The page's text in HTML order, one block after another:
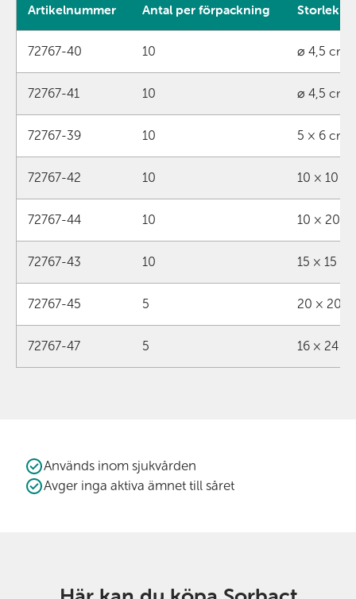
Artikelnummer Antal per förpackning Storlek
72767-40 10 ⌀ 4,5 cm
72767-41 10 ⌀ 4,5 cm
72767-39 10 5 × 6 cm
72767-42 10 10 × 10
72767-44 10 10 × 20
72767-43 10 15 × 15
72767-45 5 20 × 20
72767-47 5 16 × 24
Används inom sjukvården
Avger inga aktiva ämnet till såret